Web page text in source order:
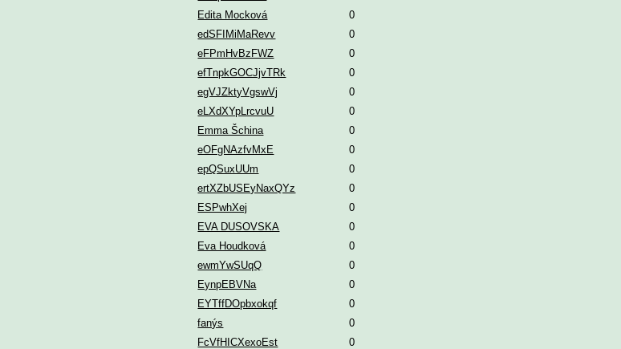
Edita Mocková
0
edSFIMiMaRevv
0
eFPmHvBzFWZ
0
efTnpkGOCJjvTRk
0
egVJZktyVgswVj
0
eLXdXYpLrcvuU
0
Emma Šchina
0
eOFgNAzfvMxE
0
epQSuxUUm
0
ertXZbUSEyNaxQYz
0
ESPwhXej
0
EVA DUSOVSKA
0
Eva Houdková
0
ewmYwSUqQ
0
EynpEBVNa
0
EYTffDOpbxokqf
0
fanýs
0
FcVfHICXexoEst
0